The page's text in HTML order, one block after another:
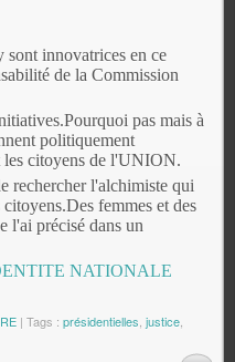
innovatrices en ce
de la Commission
pas mais à
politiquement
les citoyens de l'UNION.
rechercher l'alchimiste qui
femmes et des
l'ai précisé dans un
NATIONALE
| Tags : présidentielles, justice,